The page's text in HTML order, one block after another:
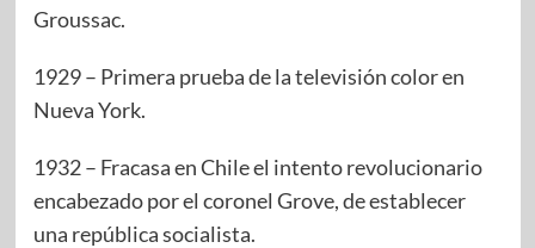
Groussac.
1929 – Primera prueba de la televisión color en
Nueva York.
1932 – Fracasa en Chile el intento revolucionario
encabezado por el coronel Grove, de establecer
una república socialista.